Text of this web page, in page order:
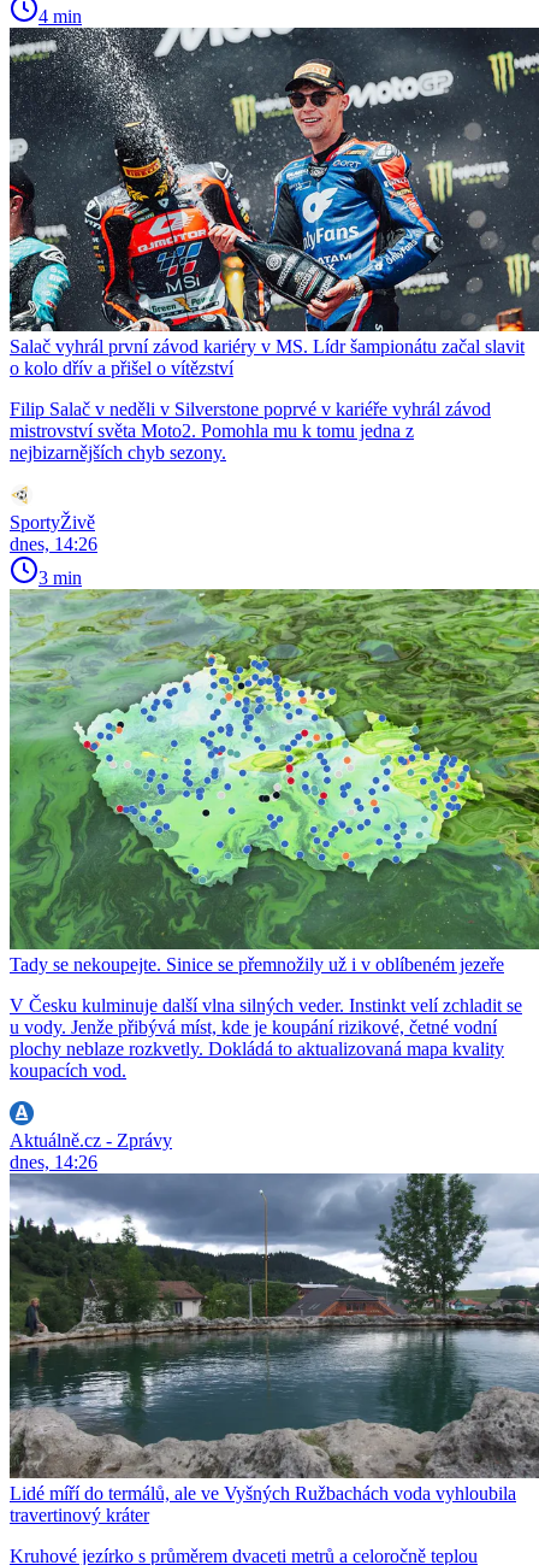
4 min
Salač vyhrál první závod kariéry v MS. Lídr šampionátu začal slavit
o kolo dřív a přišel o vítězství
Filip Salač v neděli v Silverstone poprvé v kariéře vyhrál závod
mistrovství světa Moto2. Pomohla mu k tomu jedna z
nejbizarnějších chyb sezony.
SportyŽivě
dnes, 14:26
3 min
Tady se nekoupejte. Sinice se přemnožily už i v oblíbeném jezeře
V Česku kulminuje další vlna silných veder. Instinkt velí zchladit se
u vody. Jenže přibývá míst, kde je koupání rizikové, četné vodní
plochy neblaze rozkvetly. Dokládá to aktualizovaná mapa kvality
koupacích vod.
Aktuálně.cz - Zprávy
dnes, 14:26
Lidé míří do termálů, ale ve Vyšných Ružbachách voda vyhloubila
travertinový kráter
Kruhové jezírko s průměrem dvaceti metrů a celoročně teplou